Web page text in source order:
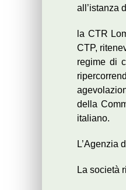
all’istanza
la CTR
CTP,
regime di
della
italiano.
L’Agenzia
La società